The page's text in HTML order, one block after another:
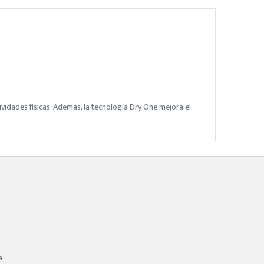
físicas. Además, la tecnología Dry One mejora el